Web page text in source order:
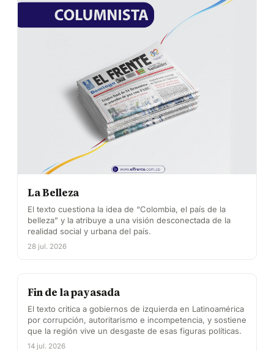
La Belleza
El texto cuestiona la idea de “Colombia, el país de la
belleza” y la atribuye a una visión desconectada de la
realidad social y urbana del país.
28 jul. 2026
Fin de la payasada
El texto critica a gobiernos de izquierda en Latinoamérica
por corrupción, autoritarismo e incompetencia, y sostiene
que la región vive un desgaste de esas figuras políticas.
14 jul. 2026